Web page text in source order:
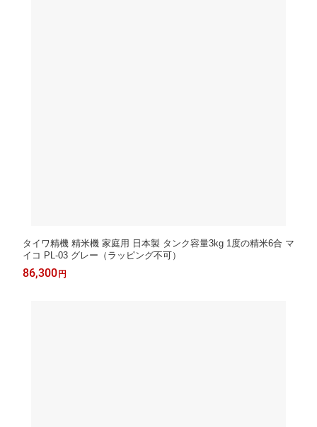
タイワ精機 精米機 家庭用 日本製 タンク容量3kg 1度の精米6合 マ
イコ PL-03 グレー（ラッピング不可）
86,300円